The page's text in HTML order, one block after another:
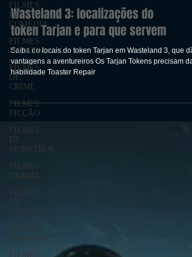
FILMES
DE
COMÉDIA
FILMES
POLICIAL
FILMES
DE
CRIME
FILMES
FICÇÃO
FILMES
DE
MONSTROS
FILMES
DRAMA
FILMES
DE
FANTASIA
ROMANCE
FILMES
Wasteland 3: localizações do
token Tarjan e para que servem
Saiba do locais do token Tarjan em Wasteland 3, que
vantagens a aventureiros Os Tarjan Tokens precisam da
habilidade Toaster Repair